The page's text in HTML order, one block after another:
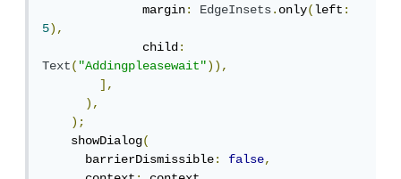
              margin
: EdgeInsets.only(left:
5),
              child
:
Text("Addingpleasewait")),
],
),
);
    showDialog
(
      barrierDismissible
: false,